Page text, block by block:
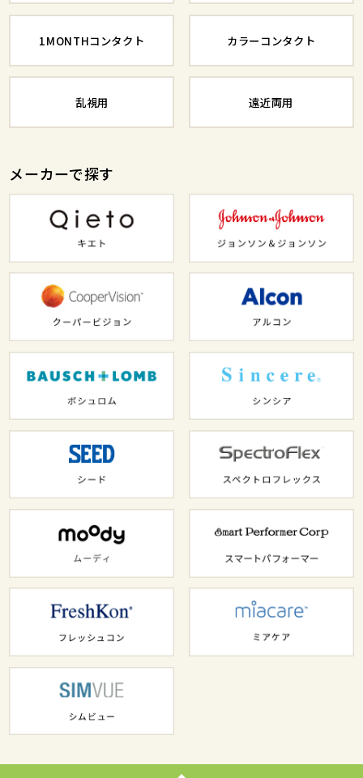
1MONTHコンタクト カラーコンタクト
乱視用 遠近両用
メーカーで探す